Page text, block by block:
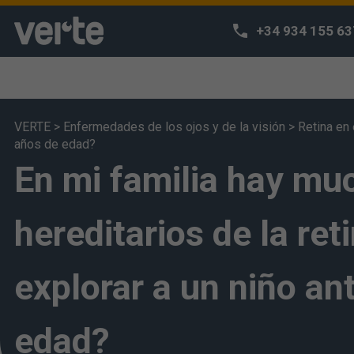
+34 934 155
VERTE > Enfermedades de los ojos y de la visión > Retina
años de edad?
En mi familia hay
hereditarios de la
explorar a un niño
edad?
Utilizamos
navegación y
acceda a
entiende que
puede